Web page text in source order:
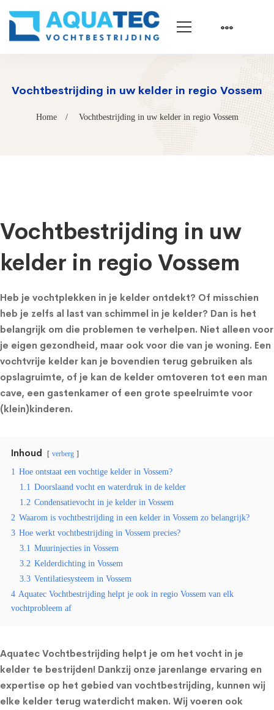
Vochtbestrijding in uw kelder in regio Vossem
Home Vochtbestrijding in uw kelder in regio Vossem
Vochtbestrijding in uw
kelder in regio Vossem
Heb je vochtplekken in je kelder ontdekt? Of misschien
heb je zelfs al last van schimmel in je kelder? Dan is het
belangrijk om die problemen te verhelpen. Niet alleen voor
je eigen gezondheid, maar ook voor die van je woning. Een
vochtvrije kelder kan je bovendien terug gebruiken als
opslagruimte, of je kan de kelder omtoveren tot een man
cave, een gastenkamer of een grote speelruimte voor
(klein)kinderen.
Inhoud verberg
1 Hoe ontstaat een vochtige kelder in Vossem?
1.1 Doorslaand vocht en waterdruk in de kelder
1.2 Condensatievocht in je kelder in Vossem
2 Waarom is vochtbestrijding in een kelder in Vossem zo belangrijk?
3 Hoe werkt vochtbestrijding in Vossem precies?
3.1 Muurinjecties in Vossem
3.2 Kelderdichting in Vossem
3.3 Ventilatiesysteem in Vossem
4 Aquatec Vochtbestrijding helpt je ook in regio Vossem van elk
vochtprobleem af
Aquatec Vochtbestrijding helpt je om het vocht in je
kelder te bestrijden! Dankzij onze jarenlange ervaring en
expertise op het gebied van vochtbestrijding, kunnen wij
elke kelder terug waterdicht maken. Wij voeren ook